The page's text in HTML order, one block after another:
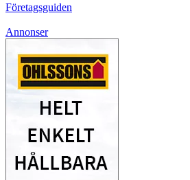
Företagsguiden
Annonser